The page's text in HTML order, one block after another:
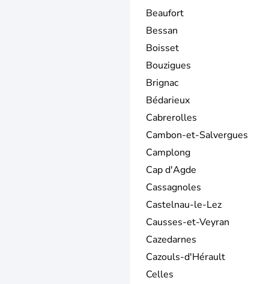
Beaufort
Bessan
Boisset
Bouzigues
Brignac
Bédarieux
Cabrerolles
Cambon-et-Salvergues
Camplong
Cap d'Agde
Cassagnoles
Castelnau-le-Lez
Causses-et-Veyran
Cazedarnes
Cazouls-d'Hérault
Celles